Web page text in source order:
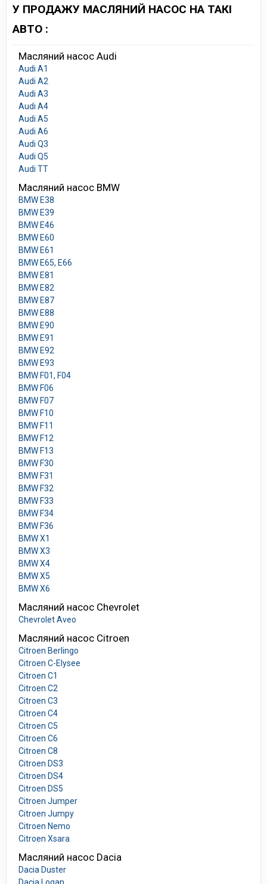
У ПРОДАЖУ МАСЛЯНИЙ НАСОС НА ТАКІ
АВТО :
Масляний насос Audi
Audi A1
Audi A2
Audi A3
Audi A4
Audi A5
Audi A6
Audi Q3
Audi Q5
Audi TT
Масляний насос BMW
BMW E38
BMW E39
BMW E46
BMW E60
BMW E61
BMW E65, E66
BMW E81
BMW E82
BMW E87
BMW E88
BMW E90
BMW E91
BMW E92
BMW E93
BMW F01, F04
BMW F06
BMW F07
BMW F10
BMW F11
BMW F12
BMW F13
BMW F30
BMW F31
BMW F32
BMW F33
BMW F34
BMW F36
BMW X1
BMW X3
BMW X4
BMW X5
BMW X6
Масляний насос Chevrolet
Chevrolet Aveo
Масляний насос Citroen
Citroen Berlingo
Citroen C-Elysee
Citroen C1
Citroen C2
Citroen C3
Citroen C4
Citroen C5
Citroen C6
Citroen C8
Citroen DS3
Citroen DS4
Citroen DS5
Citroen Jumper
Citroen Jumpy
Citroen Nemo
Citroen Xsara
Масляний насос Dacia
Dacia Duster